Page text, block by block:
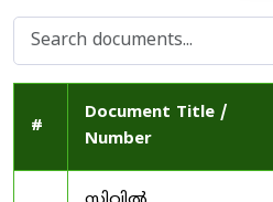
#
Document Title /
Number